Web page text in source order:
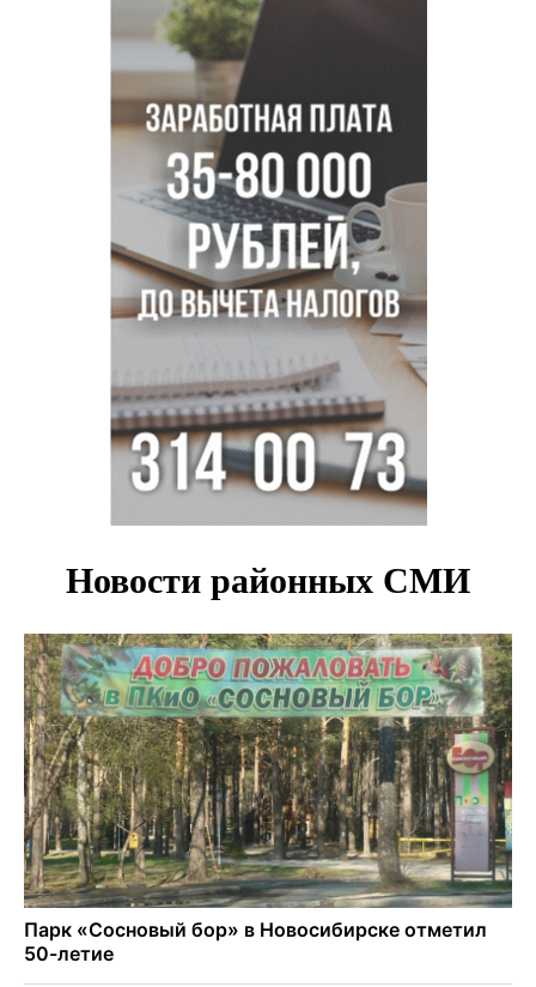
Описторхоз у щук и окуней неожиданно нашли в
В Новосибирске внедорожник сбил парочку подростков
на электровелосипеде
Похолодает до +8 в Новосибирской области в
понедельник 10 августа